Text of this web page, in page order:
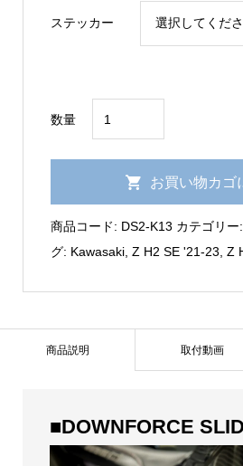
ステッカー
数量
H2/SE
'20-
23【TYPE2】
フ
お買い物カゴ
商品コード: DS2-K13 カテゴリー:
グ: Kawasaki, Z H2 SE '21-23, Z
商品説明 取付動画
■DOWNFORCE